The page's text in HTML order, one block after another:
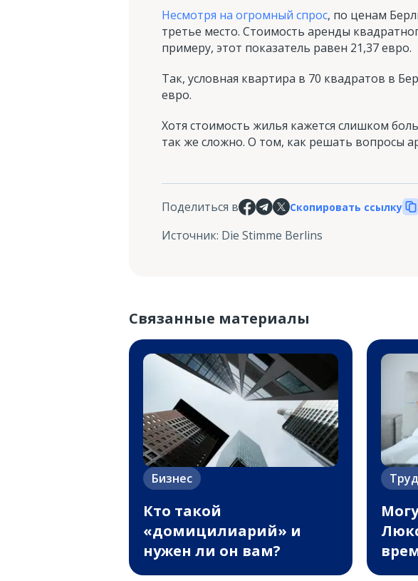
Несмотря на огромный спрос, по ценам
третье место. Стоимость аренды
примеру, этот показатель равен 21,37 евро.
Так, условная квартира в 70 квадратов в
евро.
Хотя стоимость жилья кажется слишком
так же сложно. О том, как решать вопросы
Поделиться в Скопировать ссылку
Источник: Die Stimme Berlins
Связанные материалы
Бизнес
Кто такой
«домицилиарий» и
нужен ли он вам?